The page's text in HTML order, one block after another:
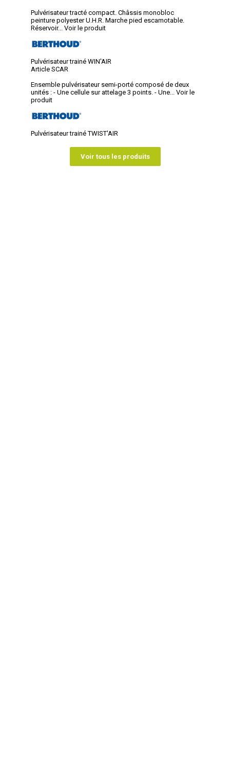
Pulvérisateur tracté compact. Châssis monobloc
peinture polyester U.H.R. Marche pied escamotable.
Réservoir...
Voir le produit
Pulvérisateur trainé WIN'AIR
Article SCAR
Ensemble pulvérisateur semi-porté composé de deux
unités : - Une cellule sur attelage 3 points. - Une...
Voir le
produit
Pulvérisateur trainé TWIST'AIR
Voir tous les produits